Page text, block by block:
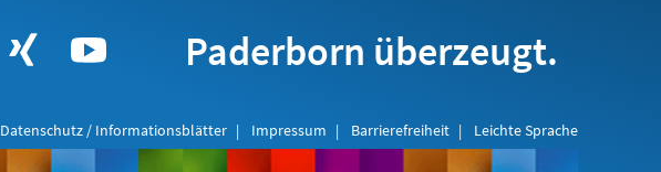
Paderborn überzeugt.
Datenschutz / Informationsblätter Impressum Barrierefreiheit Leichte Sprache